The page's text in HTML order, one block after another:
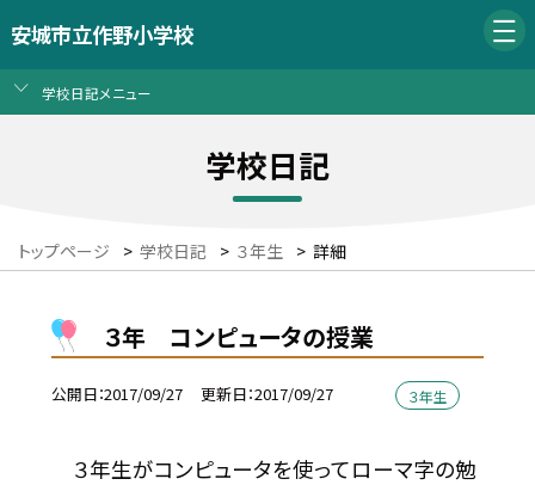
安城市立作野小学校
学校日記メニュー
学校日記
トップページ > 学校日記 > ３年生 > 詳細
３年 コンピュータの授業
公開日 2017/09/27 更新日 2017/09/27 ３年生
３年生がコンピュータを使ってローマ字の勉